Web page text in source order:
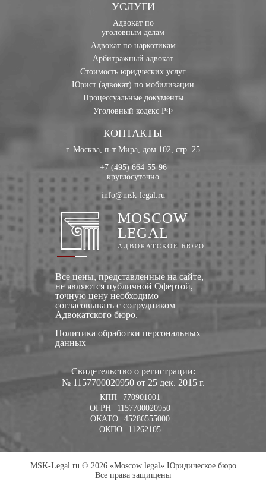
MOSCOW
LEGAL
АДВОКАТСКОЕ БЮРО
Все цены, представленные на сайте,
не являются публичной Офертой,
точную цену необходимо
согласовывать с сотрудником
Адвокатского бюро.
Политика обработки персональных
данных
Свидетельство о регистрации:
№ 1157700020950 от 25 дек. 2015 г.
КПП
770901001
ОГРН
1157700020950
ОКАТО
45286555000
ОКПО
11262105
УСЛУГИ
Адвокат по
уголовным делам
Адвокат по наркотикам
Арбитражный адвокат
Стоимость юридческих услуг
Юрист (адвокат) по мобилизации
Процессуальные документы
Уголовный кодекс РФ
КОНТАКТЫ
г. Москва, п-т Мира, дом 102, стр. 25
+7 (495) 664-55-96
круглосуточно
info@msk-legal.ru
MSK-Legal.ru © 2026 «Moscow legal» Юридическое бюро
Все права защищены